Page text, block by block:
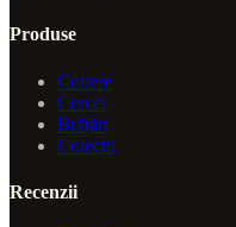
Produse
Coliere
Cercei
Brățări
Colecții
Recenzii